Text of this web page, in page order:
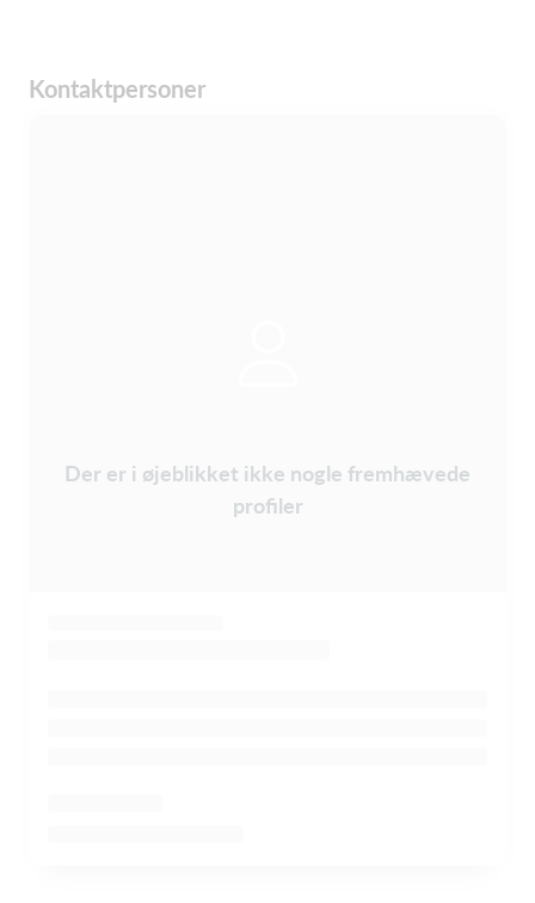
Kontaktpersoner
Der er i øjeblikket ikke nogle fremhævede
profiler